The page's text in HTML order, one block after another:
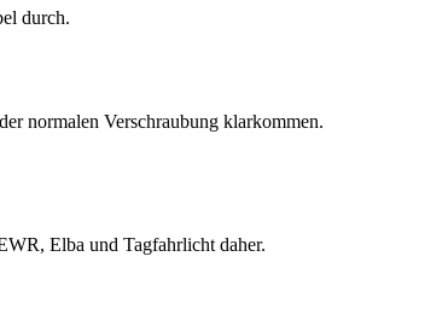
durch.
normalen Verschraubung klarkommen.
Elba und Tagfahrlicht daher.